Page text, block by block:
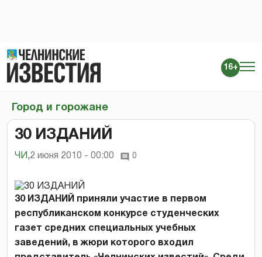
16+
Город и горожане
30 ИЗДАНИЙ
ЧИ ,2 июня 2010 - 00:00 0
30 ИЗДАНИЙ приняли участие в первом
республиканском конкурсе студенческих
газет средних специальных учебных
заведений, в жюри которого входил